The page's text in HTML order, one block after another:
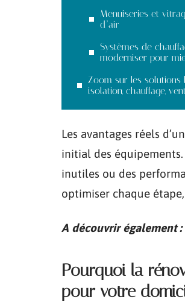
Menuiseries et
d’air
Systèmes de
moderniser pour
Zoom sur les solutions
isolation, chauffage,
Les avantages réels
initial des
inutiles ou des
optimiser chaque
A découvrir également :
Pourquoi la
pour votre